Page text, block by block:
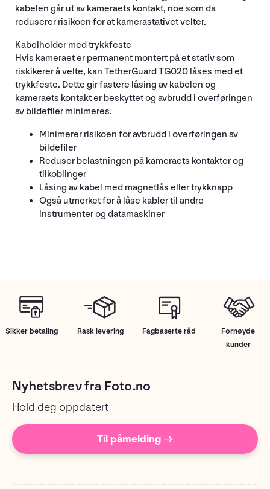
kabelen går ut av kameraets kontakt, noe som da
reduserer risikoen for at kamerastativet velter.
Kabelholder med trykkfeste
Hvis kameraet er permanent montert på et stativ som
riskikerer å velte, kan TetherGuard TG020 låses med et
trykkfeste. Dette gir fastere låsing av kabelen og
kameraets kontakt er beskyttet og avbrudd i overføringen
av bildefiler minimeres.
Minimerer risikoen for avbrudd i overføringen av
bildefiler
Reduser belastningen på kameraets kontakter og
tilkoblinger
Låsing av kabel med magnetlås eller trykknapp
Også utmerket for å låse kabler til andre
instrumenter og datamaskiner
Sikker betaling Rask levering Fagbaserte råd
Fornøyde
kunder
Nyhetsbrev fra Foto.no
Hold deg oppdatert
Til påmelding →